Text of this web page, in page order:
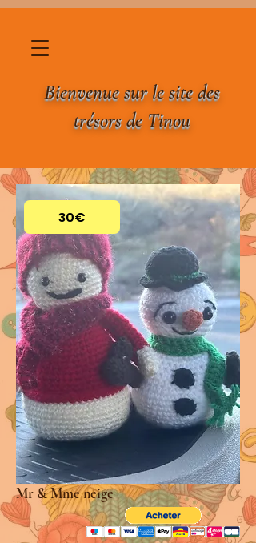
Bienvenue sur le site des
trésors de Tinou
30€
Mr & Mme neige